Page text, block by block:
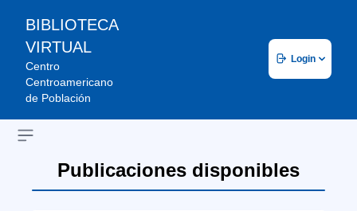
BIBLIOTECA
VIRTUAL
Centro
Centroamericano
de Población
Login
Open sidebar
Publicaciones disponibles